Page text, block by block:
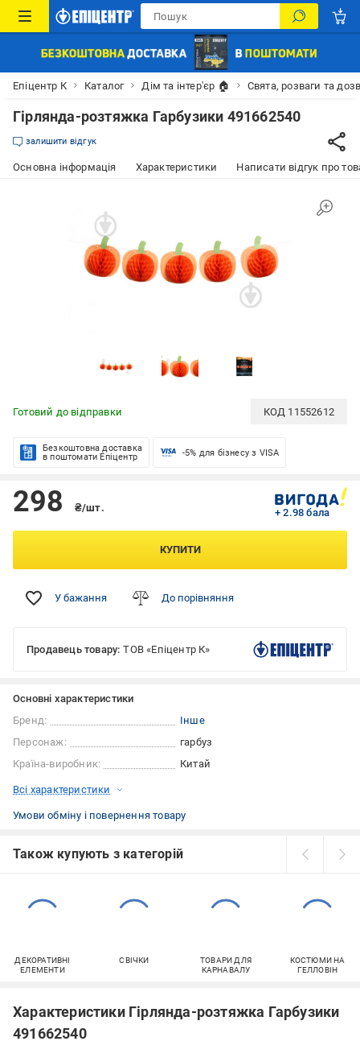
Епіцентр К Каталог Дім та інтер'єр 🏠 Свята, розваги та
Гірлянда-розтяжка Гарбузики 491662540
залишити відгук
Основна інформація Характеристики Написати відгук про
Готовий до відправки КОД 11552612
Безкоштовна доставка
в поштомати Епіцентр
-5% для бізнесу з VISA
298 ₴/шт. + 2.98 бала
КУПИТИ
У бажання До порівняння
Продавець товару: ТОВ «Епіцентр К»
Основні характеристики
Бренд:
Інше
Персонаж:
гарбуз
Країна-виробник:
Китай
Всі характеристики
Умови обміну і повернення товару
Також купують з категорій
ДЕКОРАТИВНІ
ЕЛЕМЕНТИ
СВІЧКИ
ТОВАРИ ДЛЯ
КАРНАВАЛУ
КОСТЮМИ НА
ГЕЛЛОВІН
Характеристики Гірлянда-розтяжка Гарбузики
491662540